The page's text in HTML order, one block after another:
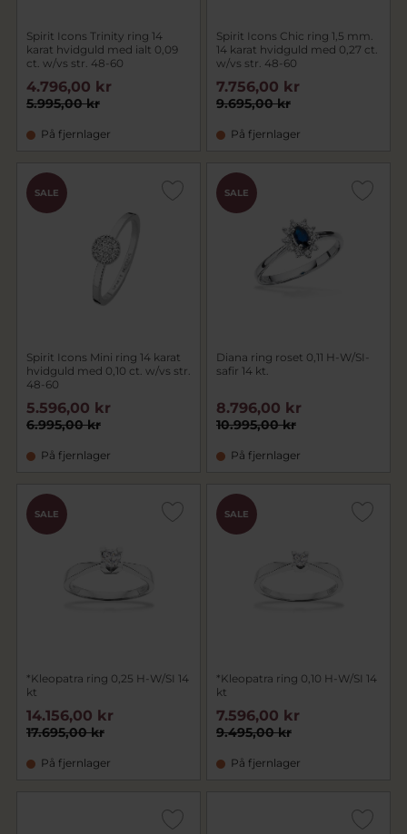
Spirit Icons Trinity ring 14
karat hvidguld med ialt 0,09
ct. w/vs str. 48-60
5.995,00 kr
4.796,00 kr
På fjernlager
Spirit Icons Chic ring 1,5 mm.
14 karat hvidguld med 0,27 ct.
w/vs str. 48-60
9.695,00 kr
7.756,00 kr
På fjernlager
SALE
Spirit Icons Mini ring 14 karat
hvidguld med 0,10 ct. w/vs str.
48-60
6.995,00 kr
5.596,00 kr
På fjernlager
SALE
Diana ring roset 0,11 H-W/SI-
safir 14 kt.
10.995,00 kr
8.796,00 kr
På fjernlager
SALE
*Kleopatra ring 0,25 H-W/SI 14
kt
17.695,00 kr
14.156,00 kr
På fjernlager
SALE
*Kleopatra ring 0,10 H-W/SI 14
kt
9.495,00 kr
7.596,00 kr
På fjernlager